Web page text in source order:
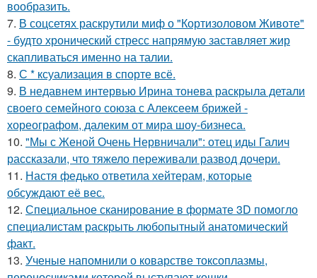
вообразить.
7. В соцсетях раскрутили миф о "Кортизоловом Животе"
- будто хронический стресс напрямую заставляет жир
скапливаться именно на талии.
8. С * ксуализация в спорте всё.
9. В недавнем интервью Ирина тонева раскрыла детали
своего семейного союза с Алексеем брижей -
хореографом, далеким от мира шоу-бизнеса.
10. "Мы с Женой Очень Нервничали": отец иды Галич
рассказали, что тяжело переживали развод дочери.
11. Настя федько ответила хейтерам, которые
обсуждают её вес.
12. Специальное сканирование в формате 3D помогло
специалистам раскрыть любопытный анатомический
факт.
13. Ученые напомнили о коварстве токсоплазмы,